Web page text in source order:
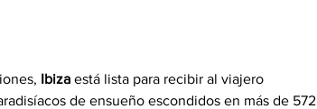
Ibiza está lista para recibir al viajero
de ensueño escondidos en más de 572